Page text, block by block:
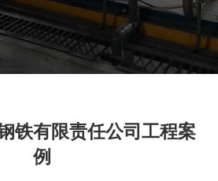
铁有限责任公司工程案
例